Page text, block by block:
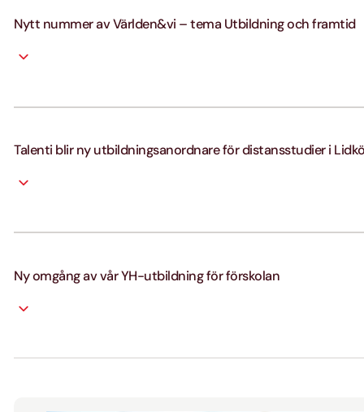
Nytt nummer av Världen&vi – tema Utbildning och framtid
Talenti blir ny utbildningsanordnare för distansstudier i
Ny omgång av vår YH-utbildning för förskolan